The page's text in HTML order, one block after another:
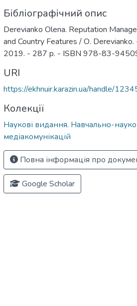
Бібліографічний опис
Derevianko Olena. Reputation
and Country Features / О.
2019. - 287 p. - ISBN 978-83-
URI
https://ekhnuir.karazin.ua/handle/
Колекції
Наукові видання. Навчально-
медіакомунікацій
Повна інформація про
Google Scholar